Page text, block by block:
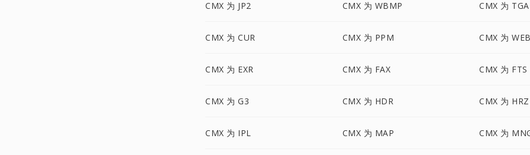
CMX 为 JP2 CMX 为 WBMP CMX 为 TGA
CMX 为 CUR CMX 为 PPM CMX 为
CMX 为 EXR CMX 为 FAX CMX 为 FTS
CMX 为 G3 CMX 为 HDR CMX 为 HRZ
CMX 为 IPL CMX 为 MAP CMX 为